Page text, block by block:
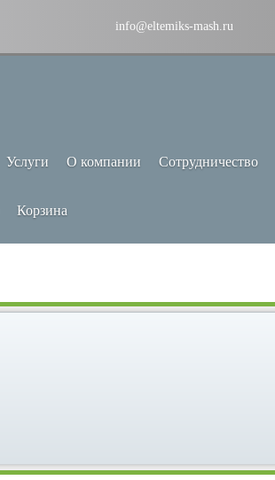
info@eltemiks-mash.ru
Услуги О компании Сотрудничество
Корзина